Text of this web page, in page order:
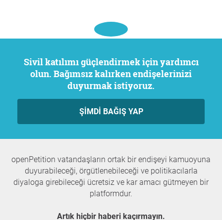
Sivil katılımı güçlendirmek için yardımcı
olun. Bağımsız kalırken endişelerinizi
duyurmak istiyoruz.
ŞIMDI BAĞIŞ YAP
openPetition vatandaşların ortak bir endişeyi kamuoyuna
duyurabileceği, örgütlenebileceği ve politikacılarla
diyaloga girebileceği ücretsiz ve kar amacı gütmeyen bir
platformdur.
Artık hiçbir haberi kaçırmayın.